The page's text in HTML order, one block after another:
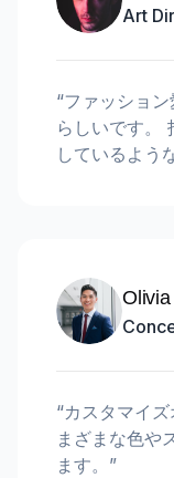
Art
“ファッショ
らしいです。
しているよう
“カスタマイ
まざまな色や
ます。 ”